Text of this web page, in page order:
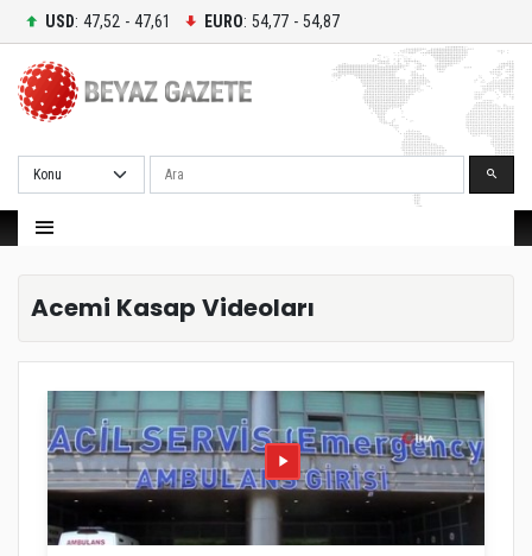
USD: 47,52 - 47,61 EURO: 54,77 - 54,87
Ara
Acemi Kasap Videoları